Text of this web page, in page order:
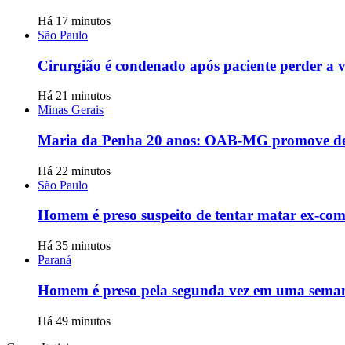
Há 17 minutos
São Paulo
Cirurgião é condenado após paciente perder a
Há 21 minutos
Minas Gerais
Maria da Penha 20 anos: OAB-MG promove
Há 22 minutos
São Paulo
Homem é preso suspeito de tentar matar ex-
Há 35 minutos
Paraná
Homem é preso pela segunda vez em uma
Há 49 minutos